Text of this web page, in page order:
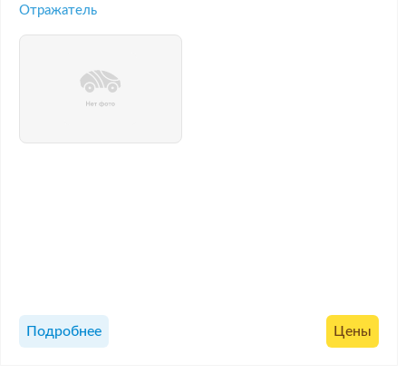
Отражатель
Подробнее Цены